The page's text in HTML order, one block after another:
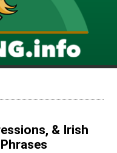
& Irish